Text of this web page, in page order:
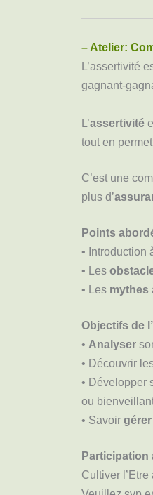
– Atelier:
L’assertivité
gagnant-
L’assertivité
tout en
C’est une
plus d’
Points
• Introduction
• Les
• Les mythes
Objectifs de
• Analyser
• Découvrir
• Développer
ou
• Savoir
Participation
Cultiver